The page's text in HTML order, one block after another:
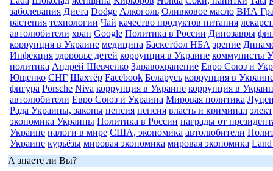
заболевания Диета Dodge Алкоголь Оливковое масло ВИА
растения технологии Чай качество продуктов питания
автолюбители храп Google Политика в России Динозавры
коррупция в Украине медицина Баскетбол НБА зрение
Инфекция здоровье детей коррупция в Украине коммунисты
политика Андрей Шевченко Здравохранение Евро Союз и
Ющенко СНГ Шахтёр Facebook Беларусь коррупция в
фигура Porsche Niva коррупция в Украине коррупция в
автолюбители Евро Союз и Украина Мировая политика
Рада Украины, законы пенсия пенсия власть и криминал
экономика Украины Политика в России награды от
Украине налоги в мире США, экономика автолюбители
Украине курьёзы мировая экономика мировая экономика
А знаете ли Вы?